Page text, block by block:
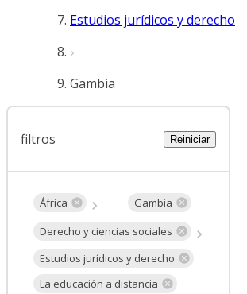
Estudios jurídicos y derecho
Gambia
filtros Reiniciar
África
Gambia
Derecho y ciencias sociales
Estudios jurídicos y derecho
La educación a distancia